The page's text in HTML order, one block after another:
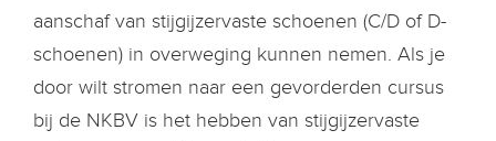
aanschaf van stijgijzervaste schoenen (C/D of D-
schoenen) in overweging kunnen nemen. Als je
door wilt stromen naar een gevorderden cursus
bij de NKBV is het hebben van stijgijzervaste